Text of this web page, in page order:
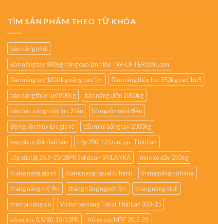
TÌM SẢN PHẨM THEO TỪ KHÓA
bàn nâng nhật
Bàn nâng tay 800kg nâng cao 1m hiệu TW-LIFTER Đài Loan
Bàn nâng tay 1000 kg nâng cao 1m
Bàn nâng thủy lực 350kg cao 1m5
bàn nâng thủy lực 800kg
bàn nâng điện 1000kg
bán bàn nâng thủy lực 2 tấn
bộ nguồn mini điện
Bộ nguồn thủy lực giá rẻ
cẩu mini bằng tay 2000kg
kẹp phuy đôi nhật bản
Lốp 700-12 DunLop- Thái Lan
Lốp xúc lật 26.5-25/28PR Solideal- SRILANKA
mua xe đẩy 250kg
thang nang gia rẻ
thang nang nguoi tu hanh
thang nâng hạ hàng
thang nâng mỹ 9m
thang nâng người 5m
thang nâng niuli
thiet bi nâng do
Vỏ hơi xe nâng Tokai Thái Lan 300-15
vỏ xe xúc 0.5/80-18/10PR
Vỏ xe xúc MRF 20.5-25